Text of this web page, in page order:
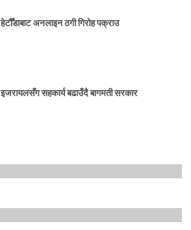
हेटौँडाबाट अनलाइन ठगी गिरोह पक्राउ
इजरायलसँग सहकार्य बढाउँदै बागमती सरकार